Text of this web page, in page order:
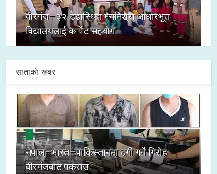
वीरगंज–३२ टेढास्थित मनमिश्रा आधारभूत
विद्यालयलाई कार्पेट सहयोग
साताको खबर
1
नेपाल–भारत–पाकिस्तानमा ठगी गर्ने गिरोह
वीरगंजबाट पक्राउ